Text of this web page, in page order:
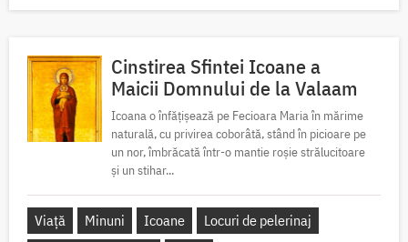
Cinstirea Sfintei Icoane a
Maicii Domnului de la Valaam
Icoana o înfățișează pe Fecioara Maria în mărime
naturală, cu privirea coborâtă, stând în picioare pe
un nor, îmbrăcată într-o mantie roșie strălucitoare
și un stihar...
Viață Minuni Icoane
Locuri de pelerinaj